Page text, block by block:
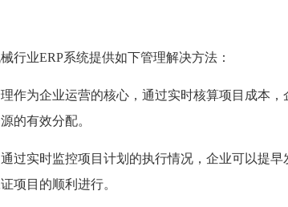
行业ERP系统提供如下管理解决方法：
理作为企业运营的核心，通过实时核算项目成本
的有效分配。
通过实时监控项目计划的执行情况，企业可以提
项目的顺利进行。